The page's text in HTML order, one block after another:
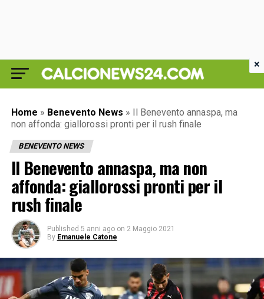
Home » Benevento News » Il Benevento annaspa, ma
non affonda: giallorossi pronti per il rush finale
BENEVENTO NEWS
Il Benevento annaspa, ma non
affonda: giallorossi pronti per il
rush finale
Published 5 anni ago on 2 Maggio 2021
By Emanuele Catone
×